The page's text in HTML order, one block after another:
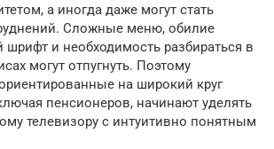
а иногда даже могут стать
Сложные меню, обилие
и необходимость разбираться в
могут отпугнуть. Поэтому
на широкий круг
пенсионеров, начинают уделять
телевизору с интуитивно понятным